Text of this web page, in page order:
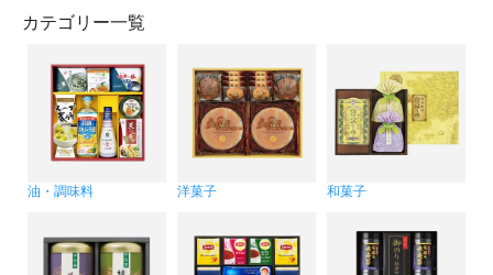
カテゴリー一覧
油・調味料 洋菓子 和菓子